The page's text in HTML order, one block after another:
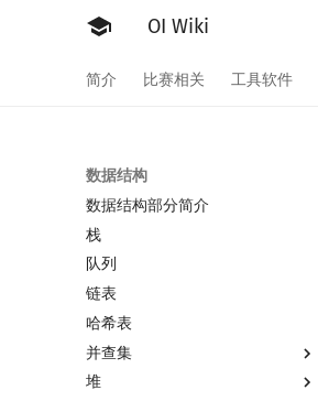
OI Wiki
简介 比赛相关 工具软件
数据结构
数据结构部分简介
栈
队列
链表
哈希表
并查集
并查集
堆